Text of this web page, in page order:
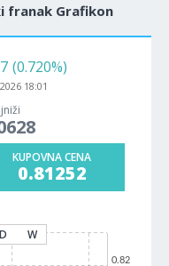
franak Grafikon
(0.720%)
18:01
KUPOVNA CENA
0.81252
D W
0.82